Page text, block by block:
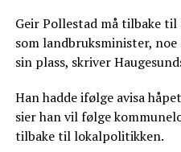
Geir Pollestad må tilbake
som landbruksminister,
sin plass, skriver
Han hadde ifølge avisa
sier han vil følge
tilbake til lokalpolitikken.